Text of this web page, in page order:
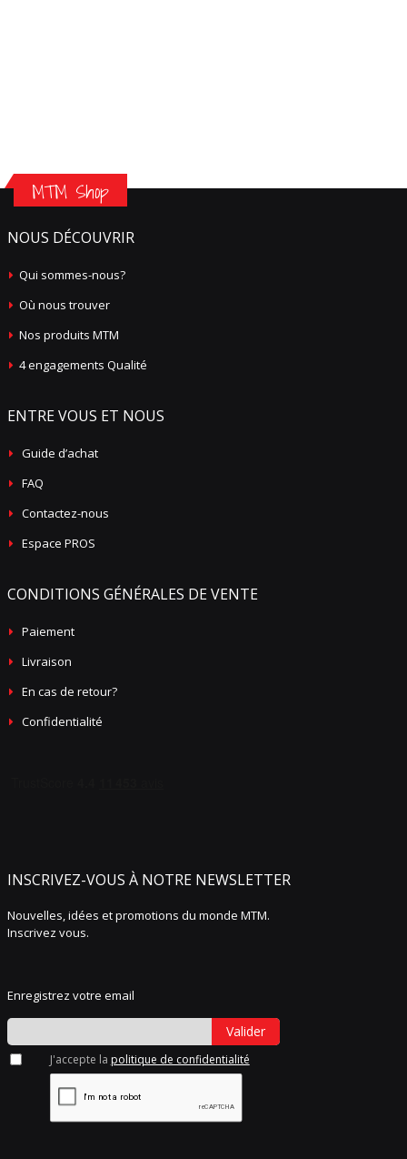
MTM Shop
NOUS DÉCOUVRIR
Qui sommes-nous?
Où nous trouver
Nos produits MTM
4 engagements Qualité
ENTRE VOUS ET NOUS
Guide d’achat
FAQ
Contactez-nous
Espace PROS
CONDITIONS GÉNÉRALES DE VENTE
Paiement
Livraison
En cas de retour?
Confidentialité
INSCRIVEZ-VOUS À NOTRE NEWSLETTER
Nouvelles, idées et promotions du monde MTM.
Inscrivez vous.
Enregistrez votre email
Valider
J'accepte la politique de confidentialité